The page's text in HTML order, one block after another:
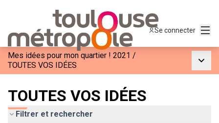
Se connecter
Mes idées pour mon quartier ! 2021 /
TOUTES VOS IDÉES
TOUTES VOS IDÉES
Filtrer et rechercher